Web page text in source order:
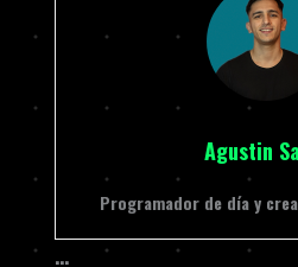
Agustin
Programador de día y
…